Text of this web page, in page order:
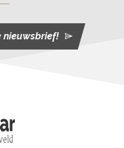
nieuwsbrief!